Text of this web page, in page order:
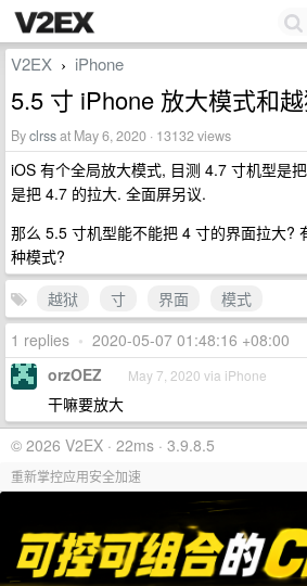
V2EX › iPhone
5.5 寸 iPhone 放大模式和
Byclrssat May 6, 2020 · 13132 views
iOS 有个全局放大模式, 目测 4.7 寸机型是
是把 4.7 的拉大. 全面屏另议.
那么 5.5 寸机型能不能把 4 寸的界面拉大?
种模式?
越狱
寸 界面
模式
1 replies • 2020-05-07 01:48:16 +08:00
orzOEZ May 7, 2020 via iPhone
干嘛要放大
© 2026 V2EX · 22ms · 3.9.8.5
重新掌控应用安全加速